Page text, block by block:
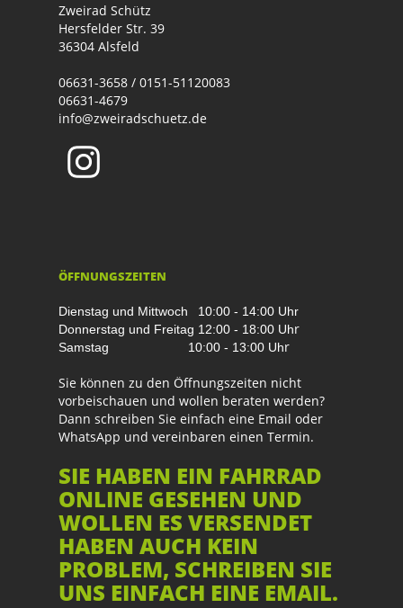
Zweirad Schütz
Hersfelder Str. 39
36304 Alsfeld
06631-3658 / 0151-51120083
06631-4679
info@zweiradschuetz.de
ÖFFNUNGSZEITEN
Dienstag und Mittwoch
10:00 - 14:00 Uhr
Donnerstag und Freitag 12:00 - 18:00 Uhr
Samstag 10:00 - 13:00 Uhr
Sie können zu den Öffnungszeiten nicht
vorbeischauen und wollen beraten werden?
Dann schreiben Sie einfach eine Email oder
WhatsApp und vereinbaren einen Termin.
SIE HABEN EIN FAHRRAD
ONLINE GESEHEN UND
WOLLEN ES VERSENDET
HABEN AUCH KEIN
PROBLEM, SCHREIBEN SIE
UNS EINFACH EINE EMAIL.